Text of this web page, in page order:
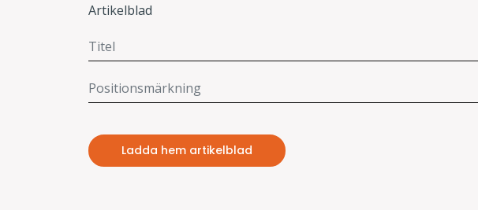
Artikelblad
Ladda hem artikelblad